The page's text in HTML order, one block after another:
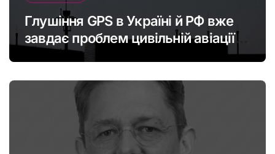
Глушіння GPS в Україні й РФ вже
завдає проблем цивільній авіації в
Європі: наскільки це небезпечно